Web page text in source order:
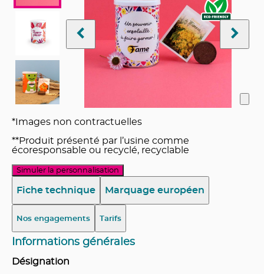
*Images non contractuelles
**Produit présenté par l’usine comme
écoresponsable ou recyclé, recyclable
Simuler la personnalisation
Fiche technique Marquage européen
Nos engagements Tarifs
Informations générales
Désignation